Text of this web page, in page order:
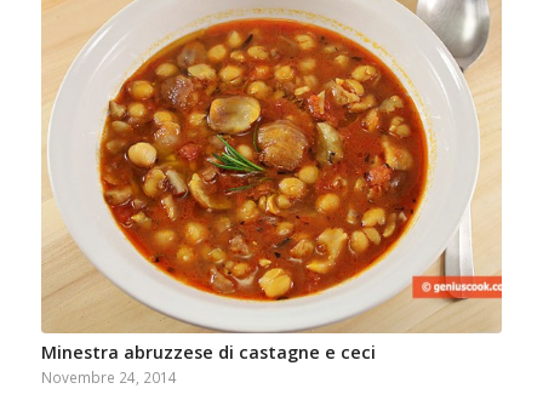
Minestra abruzzese di castagne e ceci
Novembre 24, 2014